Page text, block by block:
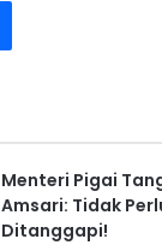
Menteri Pigai
Amsari: Tidak
Ditanggapi!